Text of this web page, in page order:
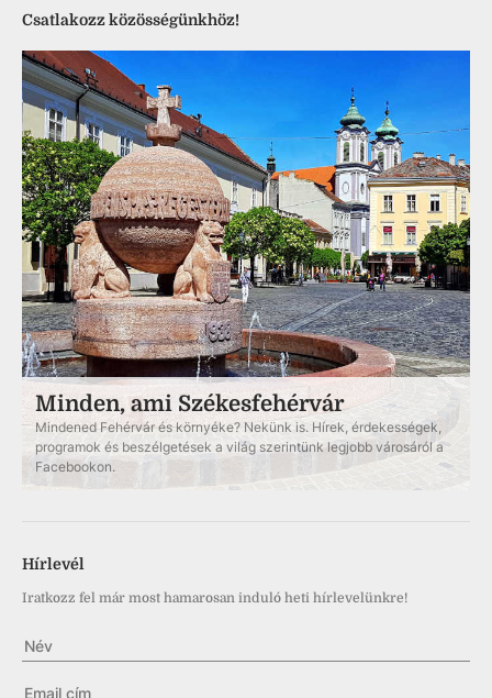
Csatlakozz közösségünkhöz!
Minden, ami Székesfehérvár
Mindened Fehérvár és környéke? Nekünk is. Hírek, érdekességek,
programok és beszélgetések a világ szerintünk legjobb városáról a
Facebookon.
Hírlevél
Iratkozz fel már most hamarosan induló heti hírlevelünkre!